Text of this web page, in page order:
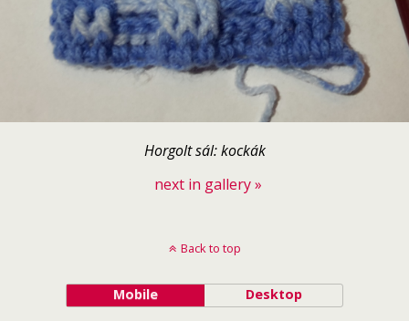
Horgolt sál: kockák
next in gallery »
Back to top
Mobile Desktop